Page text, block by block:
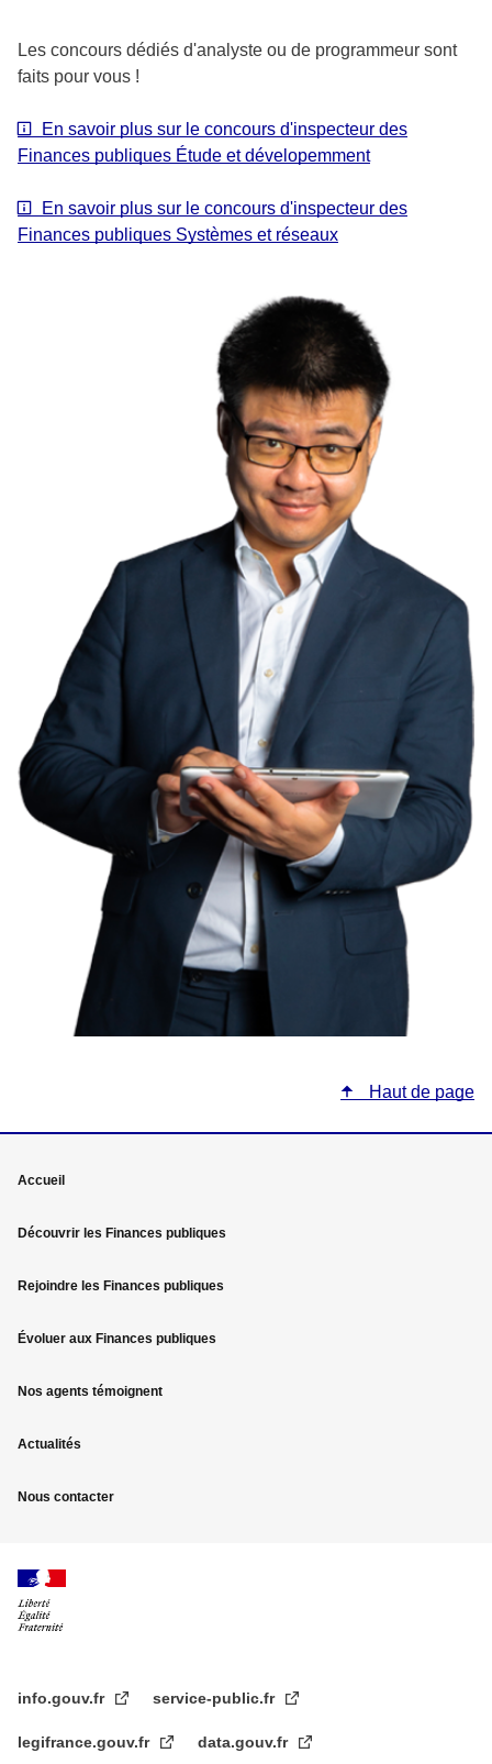
Les concours dédiés d'analyste ou de programmeur sont
faits pour vous !
En savoir plus sur le concours d'inspecteur des
Finances publiques Étude et dévelopemment
En savoir plus sur le concours d'inspecteur des
Finances publiques Systèmes et réseaux
Haut de page
Mega
menu
de
page
Accueil
Découvrir les Finances publiques
Rejoindre les Finances publiques
Évoluer aux Finances publiques
Nos agents témoignent
Actualités
Nous contacter
info.gouv.fr service-public.fr
legifrance.gouv.fr data.gouv.fr